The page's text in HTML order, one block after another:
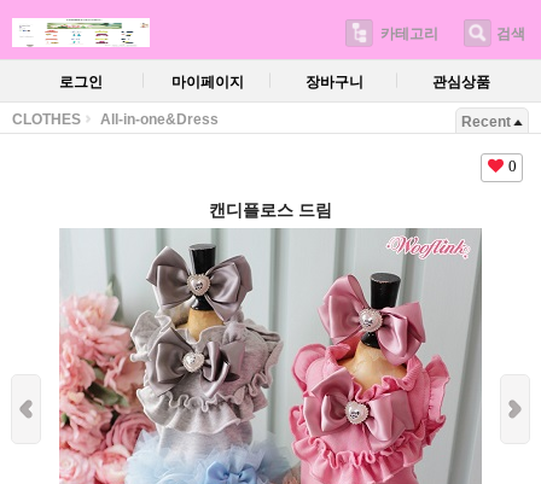
카테고리 검색
로그인 마이페이지 장바구니 관심상품
CLOTHES All-in-one&Dress Recent
0
캔디플로스 드림